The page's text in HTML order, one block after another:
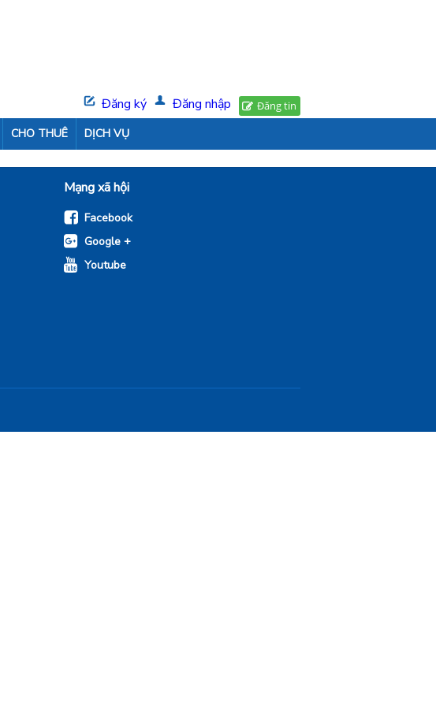
Đăng tin
Đăng nhập
Đăng ký
CHO THUÊ DỊCH VỤ
Mạng xã hội
Facebook
Google +
Youtube